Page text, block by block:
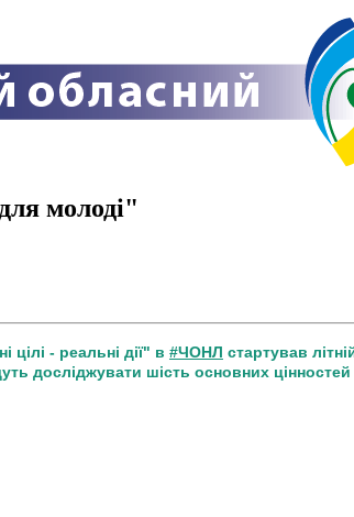
молоді"
- реальні дії" в #ЧОНЛ стартував
досліджувати шість основних